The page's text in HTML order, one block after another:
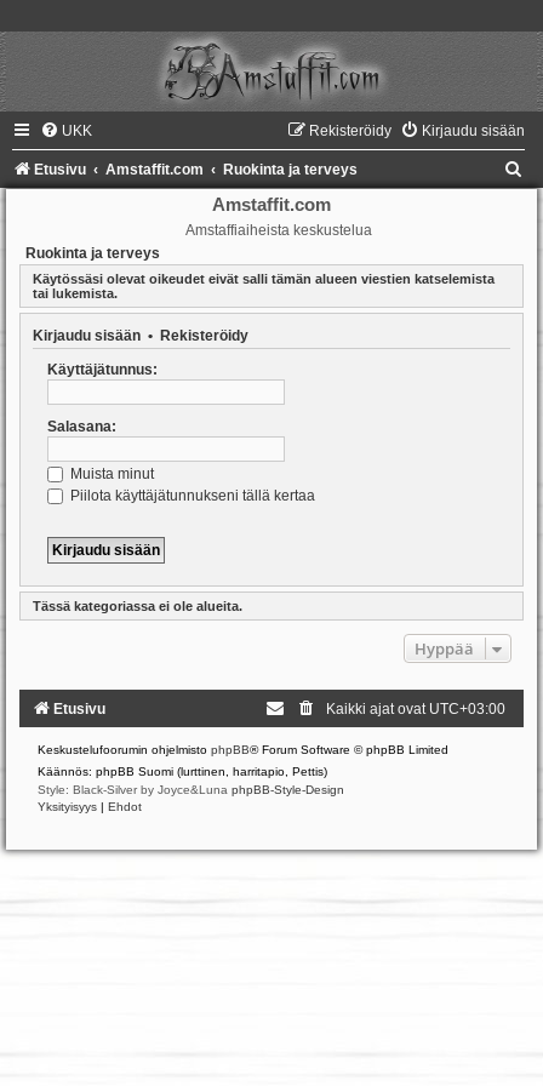
UKK Kirjaudu sisään
Rekisteröidy
Etusivu Amstaffit.com Ruokinta ja terveys
Amstaffit.com
Amstaffiaiheista keskustelua
Ruokinta ja terveys
Käytössäsi olevat oikeudet eivät salli tämän alueen viestien katselemista
tai lukemista.
Kirjaudu sisään • Rekisteröidy
Käyttäjätunnus:
Salasana:
Muista minut
Piilota käyttäjätunnukseni tällä kertaa
Tässä kategoriassa ei ole alueita.
Hyppää
Etusivu Kaikki ajat ovat UTC+03:00
Keskustelufoorumin ohjelmisto phpBB® Forum Software © phpBB Limited
Käännös: phpBB Suomi (lurttinen, harritapio, Pettis)
Style: Black-Silver by Joyce&Luna phpBB-Style-Design
Yksityisyys | Ehdot